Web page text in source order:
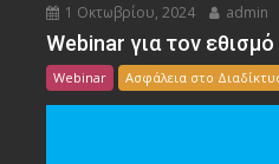
1 Οκτωβρίου, 2024 admin
Webinar για τον
Webinar Ασφάλεια στο